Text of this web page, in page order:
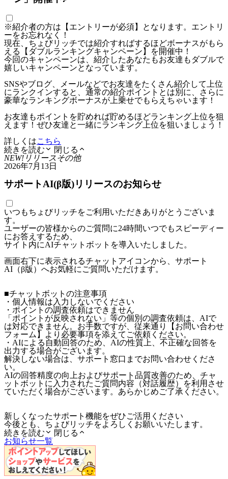
※紹介者の方は【エントリーが必須】となります。エントリ
ーをお忘れなく！
現在、ちょびリッチでは紹介すればするほどボーナスがもら
える【ダブルランキングキャンペーン】を開催中！
今回のキャンペーンは、紹介したあなたもお友達もダブルで
嬉しいキャンペーンとなっています。
SNSやブログ、メールなどでお友達をたくさん紹介して上位
にランクインすると、通常の紹介ポイントとは別に、さらに
豪華なランキングボーナスが上乗せでもらえちゃいます！
お友達もポイントを貯めれば貯めるほどランキング上位を狙
えます！ぜひ友達と一緒にランキング上位を狙いましょう！
詳しくはこちら
続きを読む
閉じる
NEW! リリースその他
2026年7月13日
サポートAI(β版)リリースのお知らせ
いつもちょびリッチをご利用いただきありがとうございま
す。
ユーザーの皆様からのご質問に24時間いつでもスピーディー
にお答えするため、
サイト内にAIチャットボットを導入いたしました。
画面右下に表示されるチャットアイコンから、サポート
AI（β版）へお気軽にご質問いただけます。
■チャットボットの注意事項
・個人情報は入力しないでください
・ポイントの調査依頼はできません
「ポイントが反映されない」等の個別の調査依頼は、AIで
は対応できません。お手数ですが、従来通り【お問い合わせ
フォーム】より必要事項を添えてご依頼ください。
・AIによる自動回答のため、AIの性質上、不正確な回答を
出力する場合がございます。
解決しない場合は、サポート窓口までお問い合わせくださ
い。
AIの回答精度の向上およびサポート品質改善のため、チャ
ットボットに入力されたご質問内容（対話履歴）を利用させ
ていただく場合がございます。あらかじめご了承ください。
新しくなったサポート機能をぜひご活用ください
今後とも、ちょびリッチをよろしくお願いいたします。
続きを読む
閉じる
お知らせ一覧